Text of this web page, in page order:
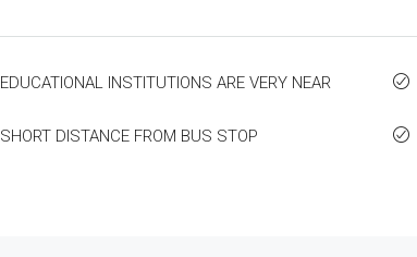
EDUCATIONAL INSTITUTIONS ARE VERY NEAR
SHORT DISTANCE FROM BUS STOP